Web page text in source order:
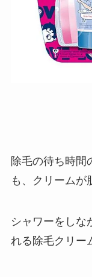
除毛の待ち時間
も、クリームが
シャワーをしな
れる除毛クリ